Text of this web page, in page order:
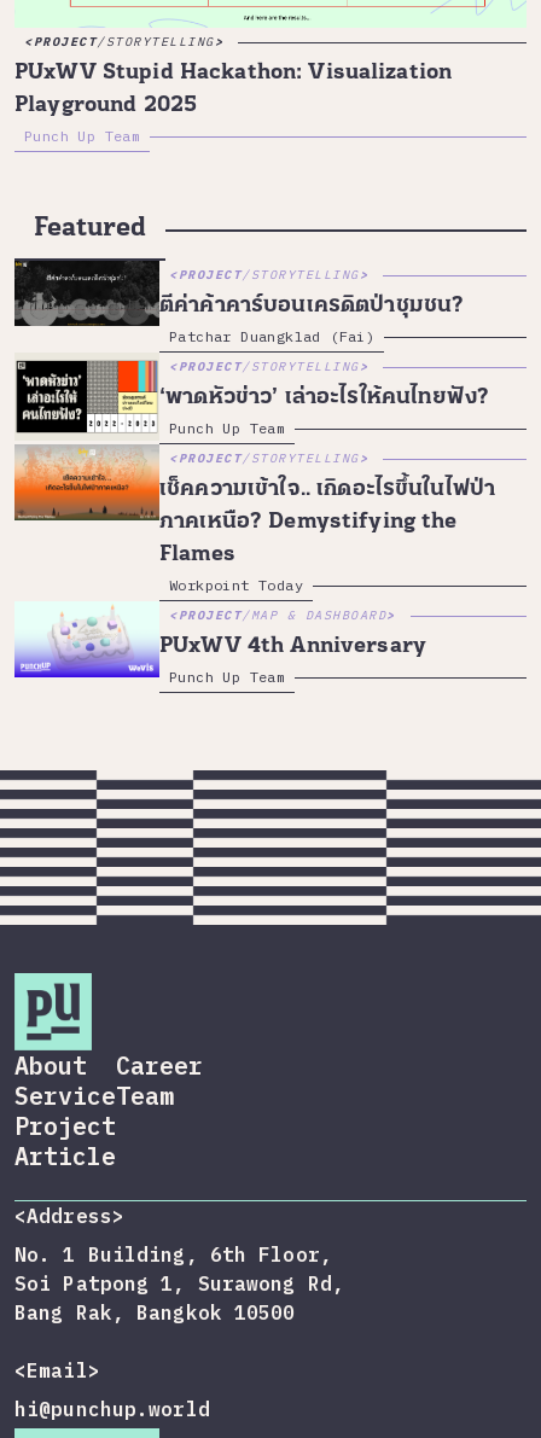
PROJECT/STORYTELLING
PUxWV Stupid Hackathon: Visualization
Playground 2025
Punch Up Team
Featured
PROJECT/STORYTELLING
ตีค่าค้าคาร์บอนเครดิตป่าชุมชน?
Patchar Duangklad (Fai)
PROJECT/STORYTELLING
‘พาดหัวข่าว’ เล่าอะไรให้คนไทยฟัง?
Punch Up Team
PROJECT/STORYTELLING
เช็คความเข้าใจ.. เกิดอะไรขึ้นในไฟป่า
ภาคเหนือ? Demystifying the
Flames
Workpoint Today
PROJECT/MAP & DASHBOARD
PUxWV 4th Anniversary
Punch Up Team
About
Service
Project
Article
Career
Team
<Address>
No. 1 Building, 6th Floor,
Soi Patpong 1, Surawong Rd,
Bang Rak, Bangkok 10500
<Email>
hi@punchup.world